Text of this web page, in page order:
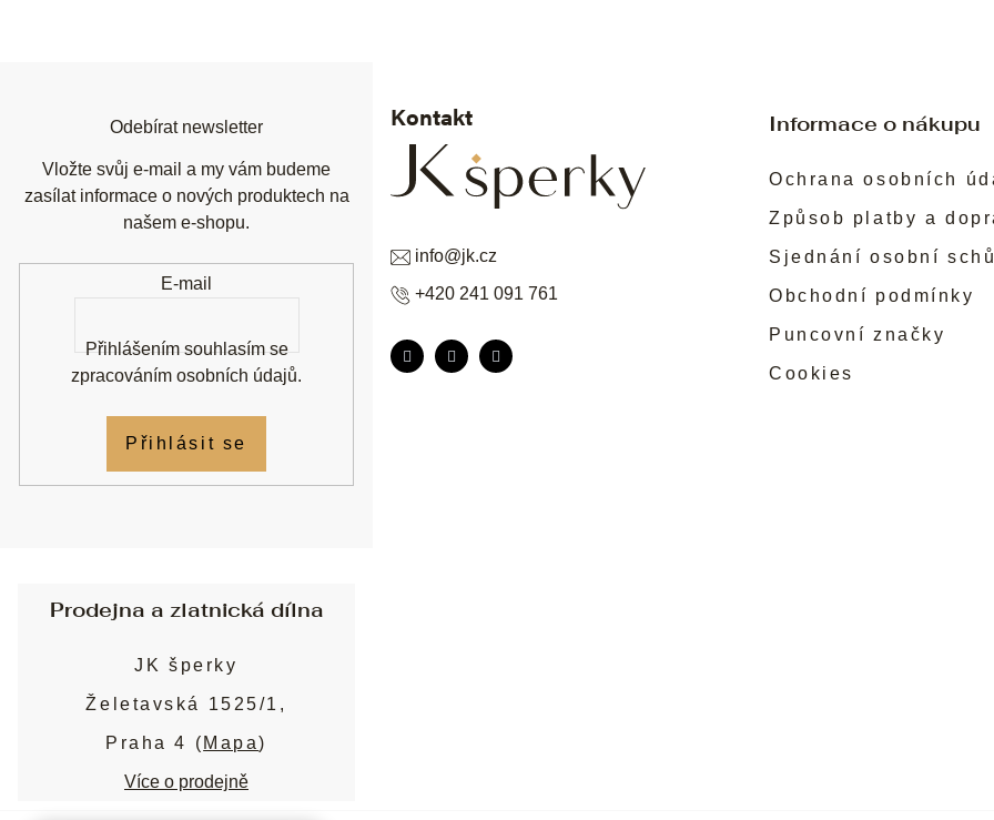
Informace o nákupu
Ochrana osobních
Způsob platby a
Sjednání osobní
Obchodní podmínky
Puncovní značky
Cookies
Kontakt
info@jk.cz
+420 241 091 761
Odebírat newsletter
Vložte svůj e-mail a my vám budeme
zasílat informace o nových produktech na
našem e-shopu.
E-mail
Přihlášením souhlasím se
zpracováním osobních údajů.
Přihlásit se
Prodejna a zlatnická dílna
JK šperky
Želetavská 1525/1,
Praha 4 ( Mapa)
Více o prodejně